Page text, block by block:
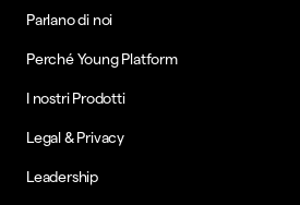
Parlano di noi
Perché Young Platform
I nostri Prodotti
Legal & Privacy
Leadership